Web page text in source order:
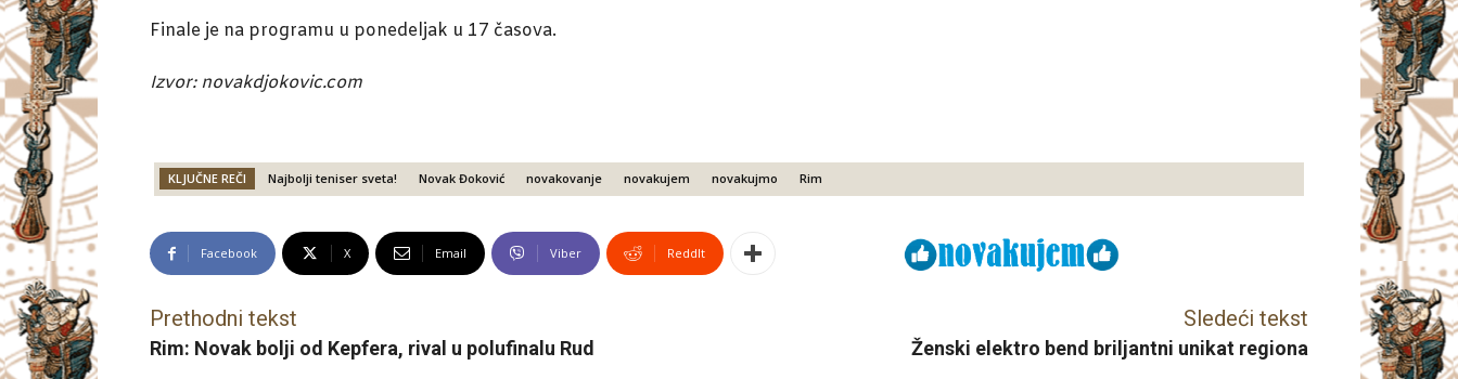
Finale je na programu u ponedeljak u 17 časova.
Izvor: novakdjokovic.com
KLJUČNE REČI Najbolji teniser sveta! Novak Đoković novakovanje novakujem novakujmo Rim
Facebook X Email Viber ReddIt
Prethodni tekst
Rim: Novak bolji od Kepfera, rival u polufinalu Rud
Sledeći tekst
Ženski elektro bend briljantni unikat regiona